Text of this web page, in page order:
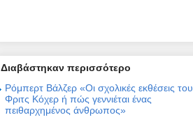
Διαβάστηκαν περισσότερο
Ρόμπερτ Βάλζερ «Οι σχολικές εκθέσεις του
Φριτς Κόχερ ή πώς γεννιέται ένας
πειθαρχημένος άνθρωπος»